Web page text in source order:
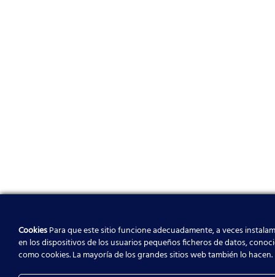
CookiesPara que este sitio funcione adecuadamente, a veces
en los dispositivos de los usuarios pequeños ficheros de datos,
como cookies. La mayoría de los grandes sitios web también lo hacen.